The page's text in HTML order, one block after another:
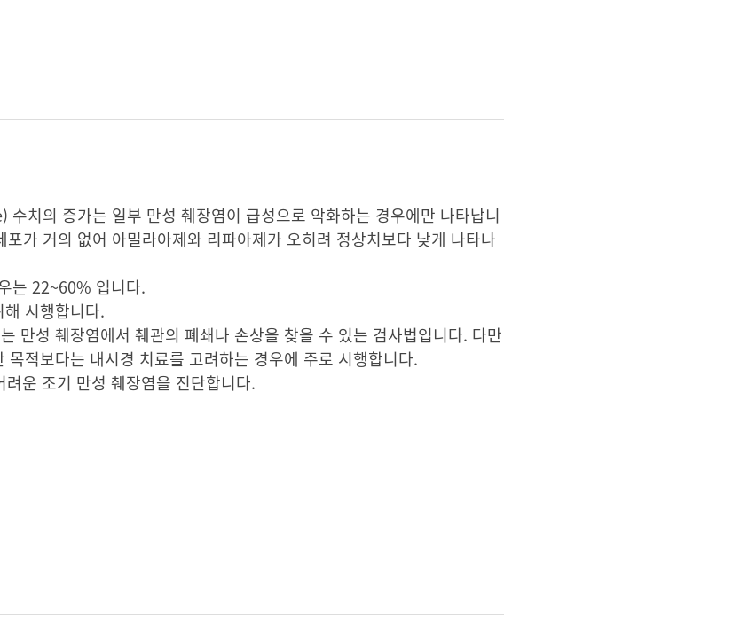
치의 증가는 일부 만성 췌장염이 급성으로 악화하는 경우에만 나타납니
가 거의 없어 아밀라아제와 리파아제가 오히려 정상치보다 낮게 나타나
는 22~60% 입니다.
시행합니다.
만성 췌장염에서 췌관의 폐쇄나 손상을 찾을 수 있는 검사법입니다. 다만
적보다는 내시경 치료를 고려하는 경우에 주로 시행합니다.
운 조기 만성 췌장염을 진단합니다.